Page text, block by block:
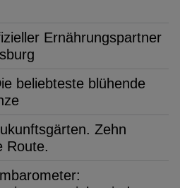
Ernährungspartner
beliebteste blühende
Zehn
Route.